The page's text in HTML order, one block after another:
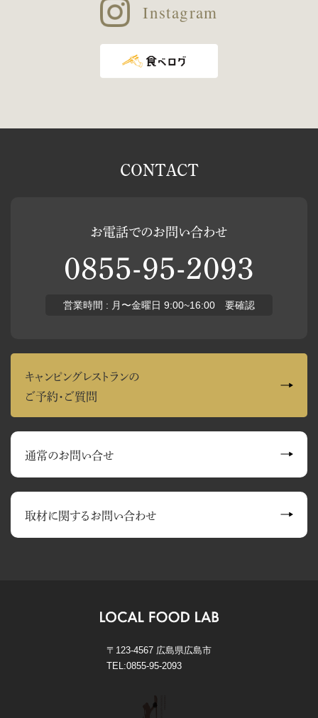
Instagram
CONTACT
お電話でのお問い合わせ
0855-95-2093
営業時間 : 月〜金曜日 9:00~16:00 要確認
キャンピングレストランの
ご予約・ご質問
通常のお問い合せ
取材に関するお問い合わせ
〒123-4567 広島県広島市
TEL:0855-95-2093